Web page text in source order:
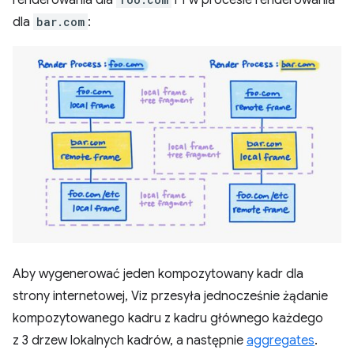
dla bar.com :
Aby wygenerować jeden kompozytowany kadr dla
strony internetowej, Viz przesyła jednocześnie żądanie
kompozytowanego kadru z kadru głównego każdego
z 3 drzew lokalnych kadrów, a następnie aggregates.